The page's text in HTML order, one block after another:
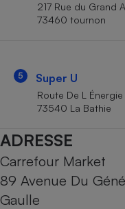
217 Rue du Grand
73460 tournon
5 Super U
Route De L
73540 La Bathie
ADRESSE
Carrefour Market
89 Avenue Du
Gaulle